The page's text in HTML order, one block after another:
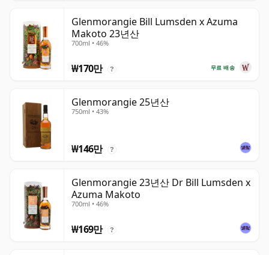
Glenmorangie Bill Lumsden x Azuma
Makoto 23년산
700ml • 46%
무료 배송
₩170만 ?
Glenmorangie 25년산
750ml • 43%
₩146만 ?
Glenmorangie 23년산 Dr Bill Lumsden x
Azuma Makoto
700ml • 46%
₩169만 ?